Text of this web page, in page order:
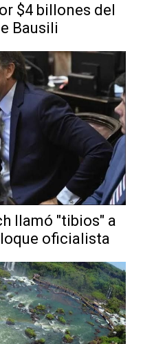
$4 billones del
Bausili
llamó "tibios" a
oficialista